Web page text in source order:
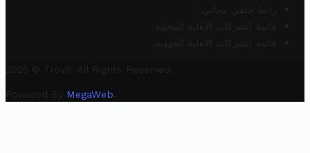
رابط خلفي مجاني
قائمة الشركات الأهلية المحلية
قائمة الشركات الأهلية الجهوية
2025 © Trovit. All Rights Reserved.
Powered By MegaWeb